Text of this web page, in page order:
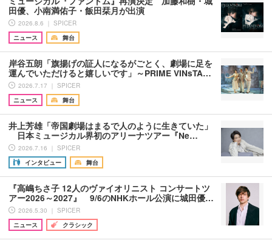
田優、小南満佑子・飯田栞月が出演
2026.8.6 ｜ SPICER
ニュース
舞台
岸谷五朗「旗揚げの証人になるがごとく、劇場に足を
運んでいただけると嬉しいです」～PRIME VINsTA…
2026.7.17 ｜ SPICER
ニュース
舞台
井上芳雄「帝国劇場はまるで人のように生きていた」
日本ミュージカル界初のアリーナツアー『Ne…
2026.7.16 ｜ SPICER
インタビュー
舞台
『高嶋ちさ子 12人のヴァイオリニスト コンサートツ
アー2026～2027』 9/6のNHKホール公演に城田優…
2026.5.30 ｜ SPICER
ニュース
クラシック